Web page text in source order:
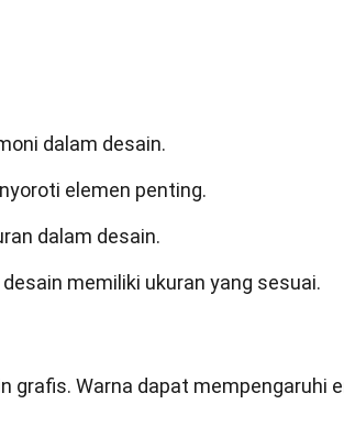
dalam desain.
elemen penting.
dalam desain.
memiliki ukuran yang sesuai.
grafis. Warna dapat mempengaruhi